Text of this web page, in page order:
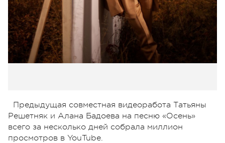
Предыдущая совместная видеоработа Татьяны
Решетняк и Алана Бадоева на песню «Осень»
всего за несколько дней собрала миллион
просмотров в YouTube.